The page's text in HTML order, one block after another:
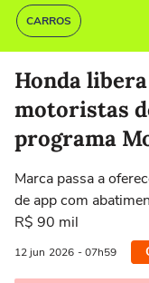
CARROS
Honda
motoristas
programa
Marca passa a
de app com
R$ 90 mil
12 jun 2026 - 07h59